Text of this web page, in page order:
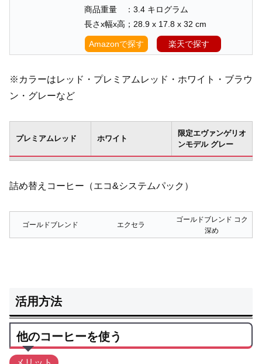
商品重量 ：3.4 キログラム
長さx幅x高；28.9 x 17.8 x 32 cm
Amazonで探す 楽天で探す
※カラーはレッド・プレミアムレッド・ホワイト・ブラウ
ン・グレーなど
プレミアムレッド ホワイト
限定エヴァンゲリオ
ンモデル グレー
詰め替えコーヒー（エコ&システムパック）
ゴールドブレンド エクセラ
ゴールドブレンド コク
深め
活用方法
他のコーヒーを使う